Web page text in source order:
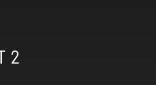
2